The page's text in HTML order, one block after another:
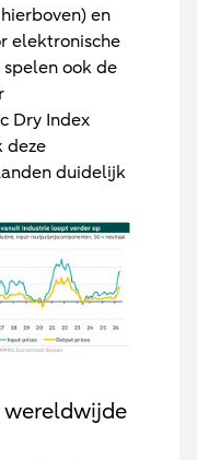
en
elektronische
ook de
Dry Index
deze
duidelijk